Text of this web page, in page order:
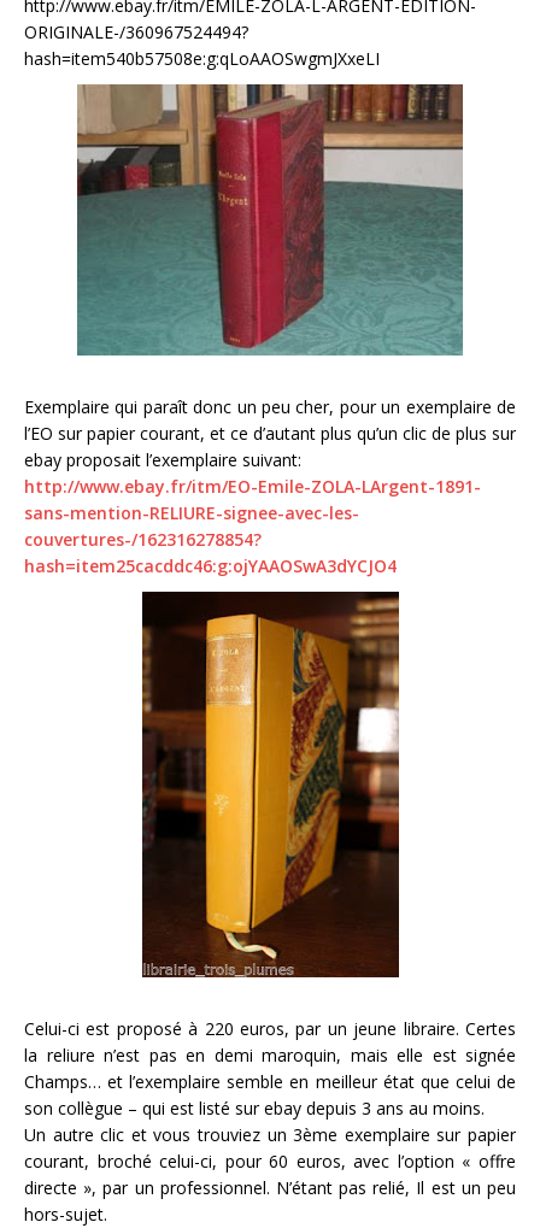
http://www.ebay.fr/itm/EMILE-ZOLA-L-ARGENT-EDITION-
ORIGINALE-/360967524494?
hash=item540b57508e:g:qLoAAOSwgmJXxeLI
Exemplaire qui paraît donc un peu cher, pour un exemplaire de
l’EO sur papier courant, et ce d’autant plus qu’un clic de plus sur
ebay proposait l’exemplaire suivant:
http://www.ebay.fr/itm/EO-Emile-ZOLA-LArgent-1891-
sans-mention-RELIURE-signee-avec-les-
couvertures-/162316278854?
hash=item25cacddc46:g:ojYAAOSwA3dYCJO4
Celui-ci est proposé à 220 euros, par un jeune libraire. Certes
la reliure n’est pas en demi maroquin, mais elle est signée
Champs… et l’exemplaire semble en meilleur état que celui de
son collègue – qui est listé sur ebay depuis 3 ans au moins.
Un autre clic et vous trouviez un 3ème exemplaire sur papier
courant, broché celui-ci, pour 60 euros, avec l’option « offre
directe », par un professionnel. N’étant pas relié, Il est un peu
hors-sujet.